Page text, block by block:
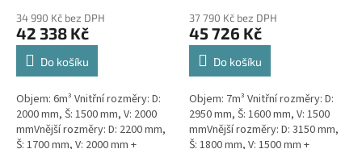
34 990 Kč bez DPH
42 338 Kč
Do košíku
Objem: 6m³ Vnitřní rozměry: D:
2000 mm, Š: 1500 mm, V: 2000
mmVnější rozměry: D: 2200 mm,
Š: 1700 mm, V: 2000 mm +
37 790 Kč bez DPH
45 726 Kč
Do košíku
Objem: 7m³ Vnitřní rozměry: D:
2950 mm, Š: 1600 mm, V: 1500
mmVnější rozměry: D: 3150 mm,
Š: 1800 mm, V: 1500 mm +